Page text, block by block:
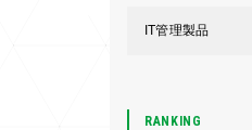
IT管理製品
RANKING